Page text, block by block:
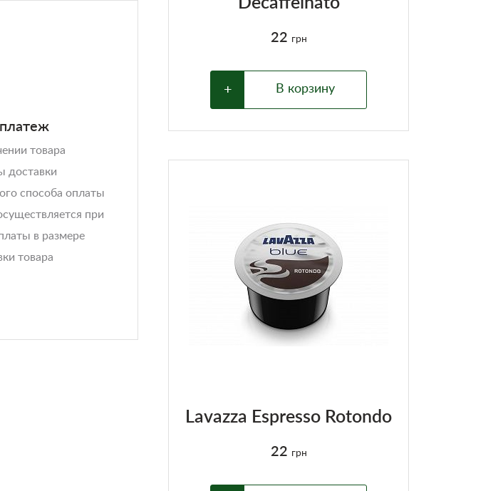
товара
доставки
способа оплаты
при
в размере
товара
22 грн
+ В корзину
Lavazza Espresso Rotondo
22 грн